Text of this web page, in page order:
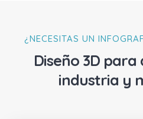
¿NECESITAS UN
Diseño 3D
industria y